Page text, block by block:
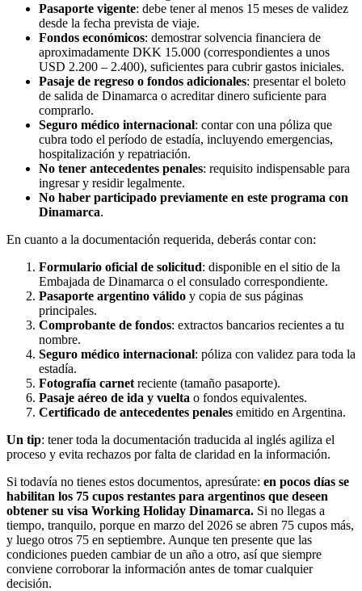
Pasaporte vigente: debe tener al menos 15 meses de validez
desde la fecha prevista de viaje.
Fondos económicos: demostrar solvencia financiera de
aproximadamente DKK 15.000 (correspondientes a unos
USD 2.200 – 2.400), suficientes para cubrir gastos iniciales.
Pasaje de regreso o fondos adicionales: presentar el boleto
de salida de Dinamarca o acreditar dinero suficiente para
comprarlo.
Seguro médico internacional: contar con una póliza que
cubra todo el período de estadía, incluyendo emergencias,
hospitalización y repatriación.
No tener antecedentes penales: requisito indispensable para
ingresar y residir legalmente.
No haber participado previamente en este programa con
Dinamarca.
En cuanto a la documentación requerida, deberás contar con:
Formulario oficial de solicitud: disponible en el sitio de la
Embajada de Dinamarca o el consulado correspondiente.
Pasaporte argentino válido y copia de sus páginas
principales.
Comprobante de fondos: extractos bancarios recientes a tu
nombre.
Seguro médico internacional: póliza con validez para toda la
estadía.
Fotografía carnet reciente (tamaño pasaporte).
Pasaje aéreo de ida y vuelta o fondos equivalentes.
Certificado de antecedentes penales emitido en Argentina.
Un tip: tener toda la documentación traducida al inglés agiliza el
proceso y evita rechazos por falta de claridad en la información.
Si todavía no tienes estos documentos, apresúrate: en pocos días se
habilitan los 75 cupos restantes para argentinos que deseen
obtener su visa Working Holiday Dinamarca. Si no llegas a
tiempo, tranquilo, porque en marzo del 2026 se abren 75 cupos más,
y luego otros 75 en septiembre. Aunque ten presente que las
condiciones pueden cambiar de un año a otro, así que siempre
conviene corroborar la información antes de tomar cualquier
decisión.